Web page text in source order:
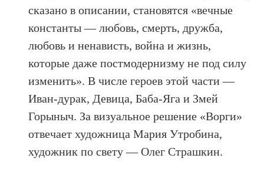
сказано в описании, становятся «вечные
константы — любовь, смерть, дружба,
любовь и ненависть, война и жизнь,
которые даже постмодернизму не под силу
изменить». В числе героев этой части —
Иван-дурак, Девица, Баба-Яга и Змей
Горыныч. За визуальное решение «Ворги»
отвечает художница Мария Утробина,
художник по свету — Олег Страшкин.